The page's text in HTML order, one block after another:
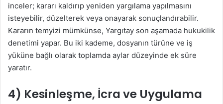
inceler; kararı kaldırıp yeniden yargılama yapılmasını
isteyebilir, düzelterek veya onayarak sonuçlandırabilir.
Kararın temyizi mümkünse, Yargıtay son aşamada hukukilik
denetimi yapar. Bu iki kademe, dosyanın türüne ve iş
yüküne bağlı olarak toplamda aylar düzeyinde ek süre
yaratır.
4) Kesinleşme, İcra ve Uygulama